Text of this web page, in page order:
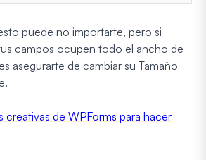
puede no importarte, pero si
campos ocupen todo el ancho de
asegurarte de cambiar su Tamaño
creativas de WPForms para hacer